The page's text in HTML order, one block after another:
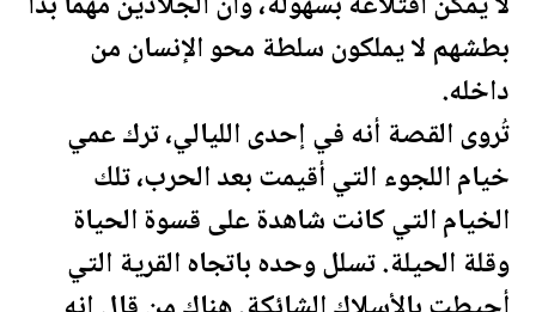
بطشهم لا يملكون سلطة محو الإنسان من
داخله.
تُروى القصة أنه في إحدى الليالي، ترك عمي
خيام اللجوء التي أقيمت بعد الحرب، تلك
الخيام التي كانت شاهدة على قسوة الحياة
وقلة الحيلة. تسلل وحده باتجاه القرية التي